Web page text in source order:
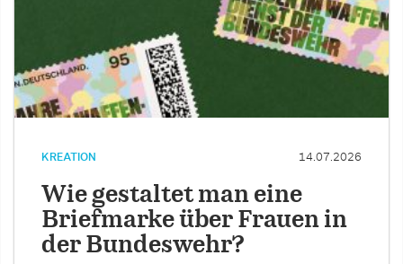
KREATION 14.07.2026
Wie gestaltet man eine
Briefmarke über Frauen in
der Bundeswehr?